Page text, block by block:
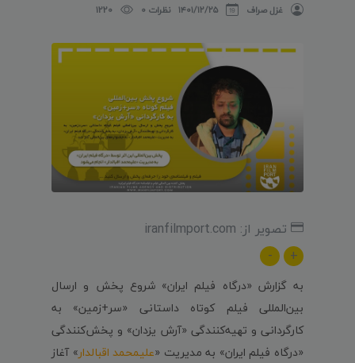
غزل صراف ۱۴۰۱/۱۲/۲۵ نظرات 0 1220
تصویر از: iranfilmport.com
+
-
به گزارش «درگاه فیلم ایران» شروع پخش و ارسال
بین‌‌المللی فیلم کوتاه داستانی «سر+زمین» به
کارگردانی و تهیه‌کنندگی «آرش یزدان» و پخش‌کنندگی
«درگاه فیلم ایران» به مدیریت «علیمحمد اقبالدار» آغاز